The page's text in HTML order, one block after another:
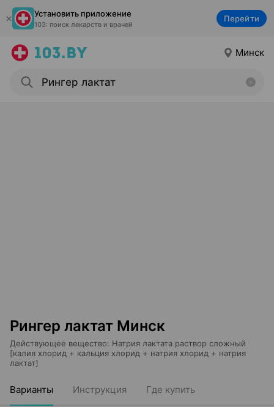
Установить приложение
103: поиск лекарств и врачей
Перейти
Минск
Рингер лактат Минск
Действующее вещество: Натрия лактата раствор сложный
[калия хлорид + кальция хлорид + натрия хлорид + натрия
лактат]
Варианты Инструкция Где купить